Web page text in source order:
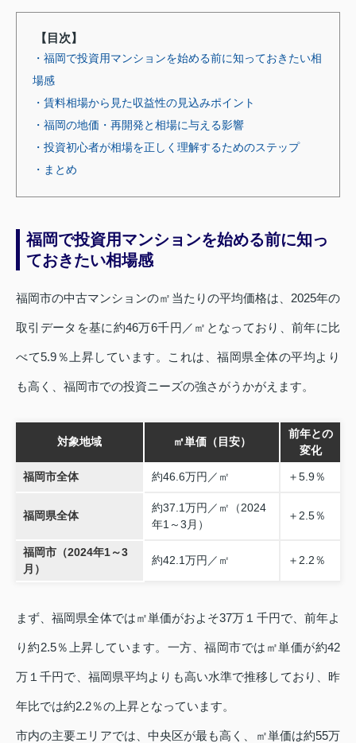
【目次】
・福岡で投資用マンションを始める前に知っておきたい相
場感
・賃料相場から見た収益性の見込みポイント
・福岡の地価・再開発と相場に与える影響
・投資初心者が相場を正しく理解するためのステップ
・まとめ
福岡で投資用マンションを始める前に知っ
ておきたい相場感
福岡市の中古マンションの㎡当たりの平均価格は、2025年の
取引データを基に約46万6千円／㎡となっており、前年に比
べて5.9％上昇しています。これは、福岡県全体の平均より
も高く、福岡市での投資ニーズの強さがうかがえます。
対象地域 ㎡単価（目安）
前年との
変化
福岡市全体 約46.6万円／㎡ ＋5.9％
福岡県全体
約37.1万円／㎡（2024
年1～3月）
＋2.5％
福岡市（2024年1～3
月）
約42.1万円／㎡ ＋2.2％
まず、福岡県全体では㎡単価がおよそ37万１千円で、前年よ
り約2.5％上昇しています。一方、福岡市では㎡単価が約42
万１千円で、福岡県平均よりも高い水準で推移しており、昨
年比では約2.2％の上昇となっています。
市内の主要エリアでは、中央区が最も高く、㎡単価は約55万